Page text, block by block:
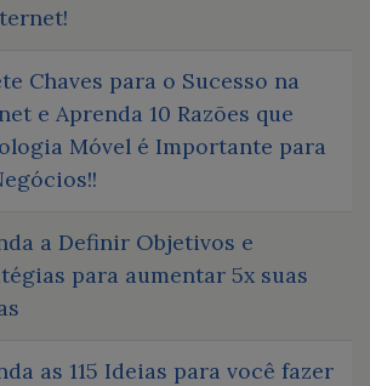
Chaves para o Sucesso na
e Aprenda 10 Razões que
Móvel é Importante para
a Definir Objetivos e
para aumentar 5x suas
as 115 Ideias para você fazer